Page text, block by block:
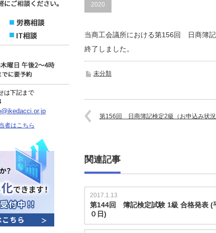
2020
当商工会議所における第156回 日商簿
終了しました。
未分類
第156回 日商簿記検定2級（お申込み状
関連記事
2017.1.13
第144回 簿記検定試験 1級 合格発表 (
０日)
は下記まで
者はこちら